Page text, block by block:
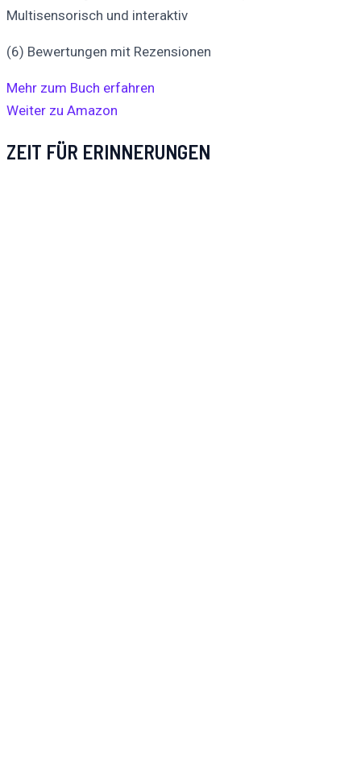
Multisensorisch und interaktiv
(6) Bewertungen mit Rezensionen
Mehr zum Buch erfahren
Weiter zu Amazon
ZEIT FÜR ERINNERUNGEN